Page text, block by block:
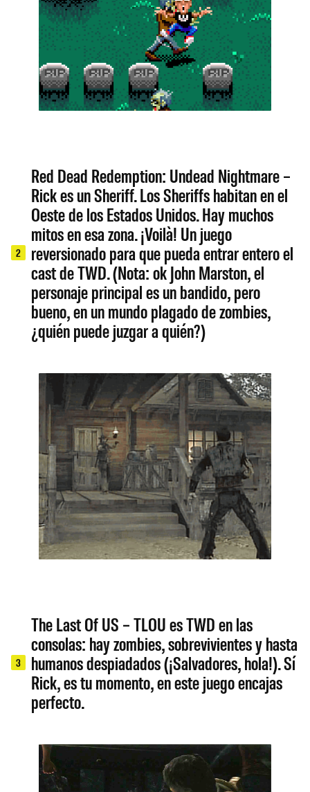
2
Red Dead Redemption: Undead Nightmare –
Rick es un Sheriff. Los Sheriffs habitan en el
Oeste de los Estados Unidos. Hay muchos
mitos en esa zona. ¡Voilà! Un juego
reversionado para que pueda entrar entero el
cast de TWD. (Nota: ok John Marston, el
personaje principal es un bandido, pero
bueno, en un mundo plagado de zombies,
¿quién puede juzgar a quién?)
3
The Last Of US – TLOU es TWD en las
consolas: hay zombies, sobrevivientes y hasta
humanos despiadados (¡Salvadores, hola!). Sí
Rick, es tu momento, en este juego encajas
perfecto.